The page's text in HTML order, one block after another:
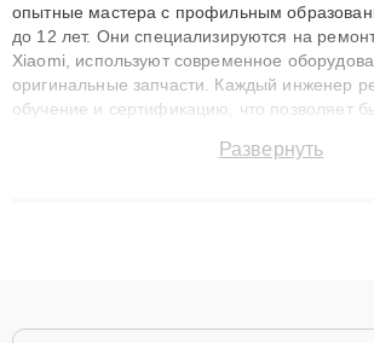
опытные мастера с профильным
до 12 лет. Они специализируются на
Xiaomi, используют современное
оригинальные запчасти. Каждый инженер
обучение и сертификацию, что позволяет
сохранением гарантии до 3 лет. Наши
Развернуть